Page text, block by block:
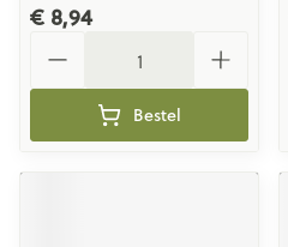
€ 8,94
Bestel